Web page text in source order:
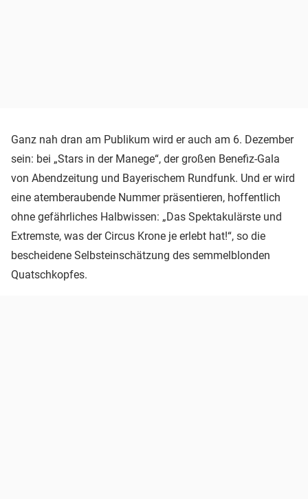
Ganz nah dran am Publikum wird er auch am 6. Dezember
sein: bei „Stars in der Manege“, der großen Benefiz-Gala
von Abendzeitung und Bayerischem Rundfunk. Und er wird
eine atemberaubende Nummer präsentieren, hoffentlich
ohne gefährliches Halbwissen: „Das Spektakulärste und
Extremste, was der Circus Krone je erlebt hat!“, so die
bescheidene Selbsteinschätzung des semmelblonden
Quatschkopfes.